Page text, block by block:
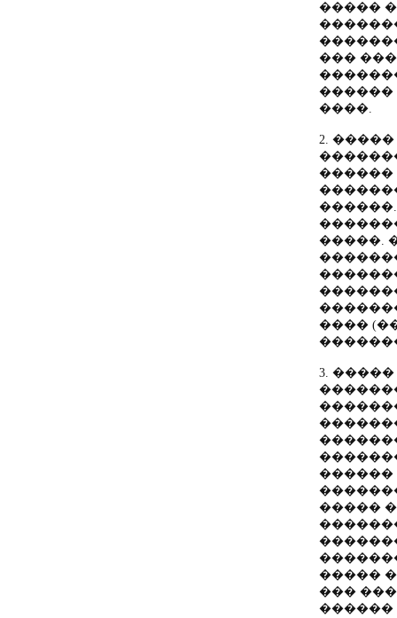
�����
���
������
����.
2. �����
������
������.
�����.
����
3. �����
������
����� �
�����
���
������